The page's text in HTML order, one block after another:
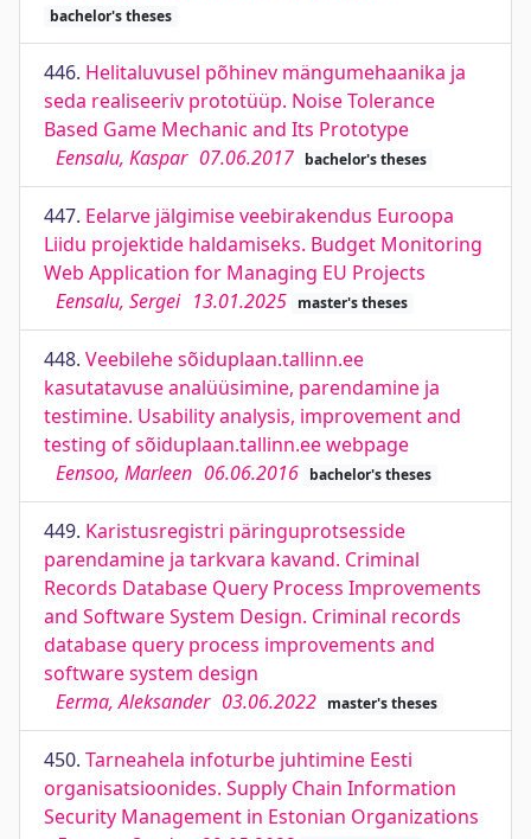
bachelor's theses
446. Helitaluvusel põhinev mängumehaanika ja
seda realiseeriv prototüüp. Noise Tolerance
Based Game Mechanic and Its Prototype
Eensalu, Kaspar 07.06.2017 bachelor's theses
447. Eelarve jälgimise veebirakendus Euroopa
Liidu projektide haldamiseks. Budget Monitoring
Web Application for Managing EU Projects
Eensalu, Sergei 13.01.2025 master's theses
448. Veebilehe sõiduplaan.tallinn.ee
kasutatavuse analüüsimine, parendamine ja
testimine. Usability analysis, improvement and
testing of sõiduplaan.tallinn.ee webpage
Eensoo, Marleen 06.06.2016 bachelor's theses
449. Karistusregistri päringuprotsesside
parendamine ja tarkvara kavand. Criminal
Records Database Query Process Improvements
and Software System Design. Criminal records
database query process improvements and
software system design
Eerma, Aleksander 03.06.2022 master's theses
450. Tarneahela infoturbe juhtimine Eesti
organisatsioonides. Supply Chain Information
Security Management in Estonian Organizations